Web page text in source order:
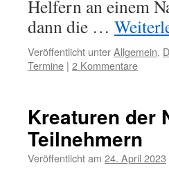
Helfern an einem
dann die …
Veröffentlicht unterAllgemein,
Termine | 2 Kommentare
Kreaturen der
Teilnehmern
Veröffentlicht am 24. April 2023